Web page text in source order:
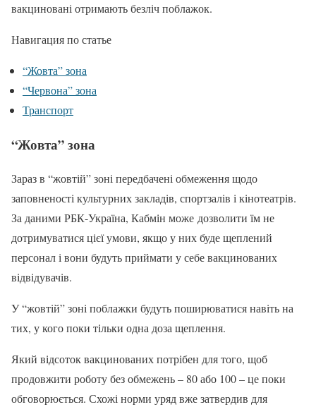
вакциновані отримають безліч поблажок.
Навигация по статье
“Жовта” зона
“Червона” зона
Транспорт
“Жовта” зона
Зараз в “жовтій” зоні передбачені обмеження щодо
заповненості культурних закладів, спортзалів і кінотеатрів.
За даними РБК-Україна, Кабмін може дозволити їм не
дотримуватися цієї умови, якщо у них буде щеплений
персонал і вони будуть приймати у себе вакцинованих
відвідувачів.
У “жовтій” зоні поблажки будуть поширюватися навіть на
тих, у кого поки тільки одна доза щеплення.
Який відсоток вакцинованих потрібен для того, щоб
продовжити роботу без обмежень – 80 або 100 – це поки
обговорюється. Схожі норми уряд вже затвердив для